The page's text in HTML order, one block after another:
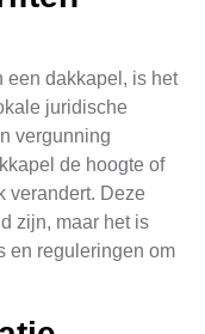
een dakkapel, is het
juridische
vergunning
de hoogte of
verandert. Deze
zijn, maar het is
en reguleringen om